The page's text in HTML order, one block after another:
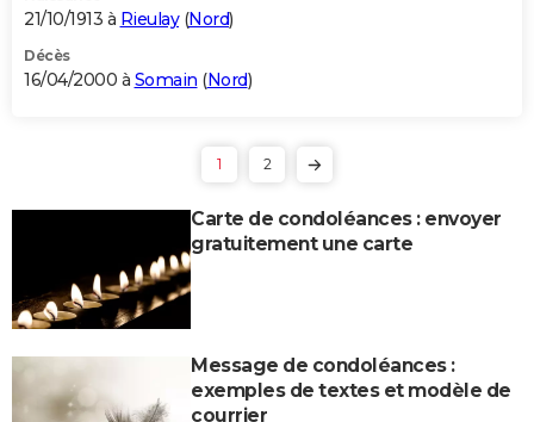
21/10/1913 à Rieulay(Nord)
Décès
16/04/2000 à Somain (Nord)
1 2
Carte de condoléances : envoyer
gratuitement une carte
Message de condoléances :
exemples de textes et modèle de
courrier